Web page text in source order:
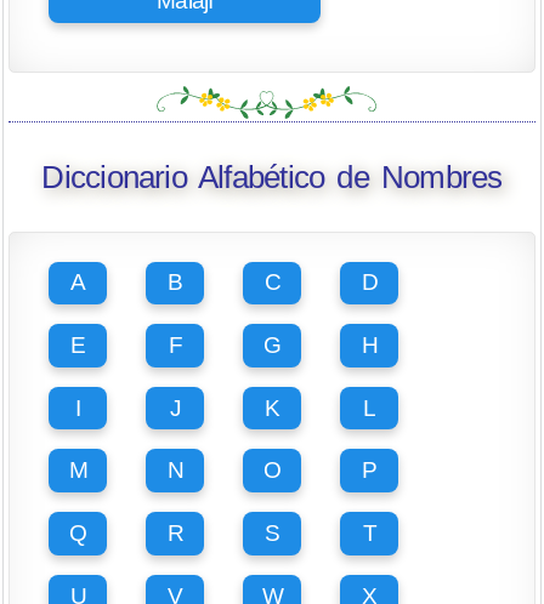
Diccionario Alfabético de Nombres
A B C D
E F G H
I J K L
M N O P
Q R S T
U V W X